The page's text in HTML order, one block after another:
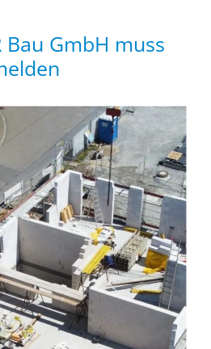
Bau GmbH muss